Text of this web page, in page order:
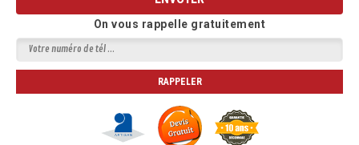
On vous rappelle gratuitement